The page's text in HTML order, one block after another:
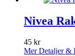
Nivea
45 kr
Mer Detaljer &